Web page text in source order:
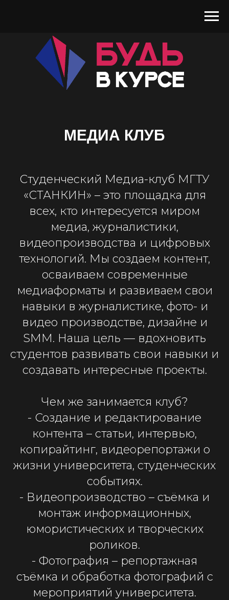
МЕДИА КЛУБ
Студенческий Медиа-клуб МГТУ
«СТАНКИН» – это площадка для
всех, кто интересуется миром
медиа, журналистики,
видеопроизводства и цифровых
технологий. Мы создаем контент,
осваиваем современные
медиаформаты и развиваем свои
навыки в журналистике, фото- и
видео производстве, дизайне и
SMM. Наша цель — вдохновить
студентов развивать свои навыки и
создавать интересные проекты.
Чем же занимается клуб?
- Создание и редактирование
контента – статьи, интервью,
копирайтинг, видеорепортажи о
жизни университета, студенческих
событиях.
- Видеопроизводство – съëмка и
монтаж информационных,
юмористических и творческих
роликов.
- Фотография – репортажная
съёмка и обработка фотографий с
мероприятий университета.